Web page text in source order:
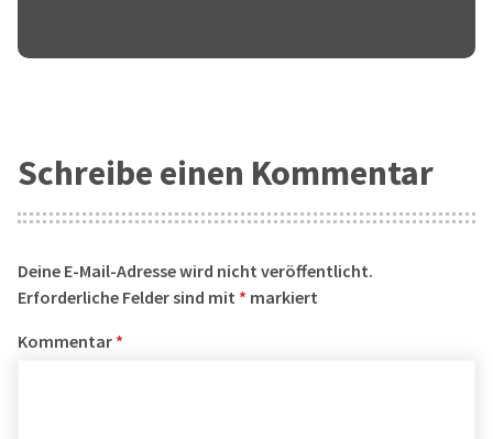
Schreibe einen Kommentar
Deine E-Mail-Adresse wird nicht veröffentlicht.
Erforderliche Felder sind mit * markiert
Kommentar *